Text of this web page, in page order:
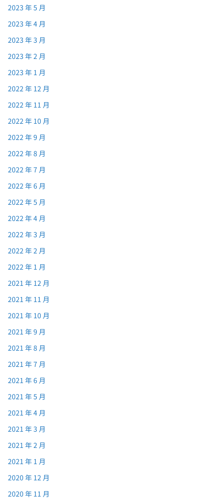
2023 年 5 月
2023 年 4 月
2023 年 3 月
2023 年 2 月
2023 年 1 月
2022 年 12 月
2022 年 11 月
2022 年 10 月
2022 年 9 月
2022 年 8 月
2022 年 7 月
2022 年 6 月
2022 年 5 月
2022 年 4 月
2022 年 3 月
2022 年 2 月
2022 年 1 月
2021 年 12 月
2021 年 11 月
2021 年 10 月
2021 年 9 月
2021 年 8 月
2021 年 7 月
2021 年 6 月
2021 年 5 月
2021 年 4 月
2021 年 3 月
2021 年 2 月
2021 年 1 月
2020 年 12 月
2020 年 11 月